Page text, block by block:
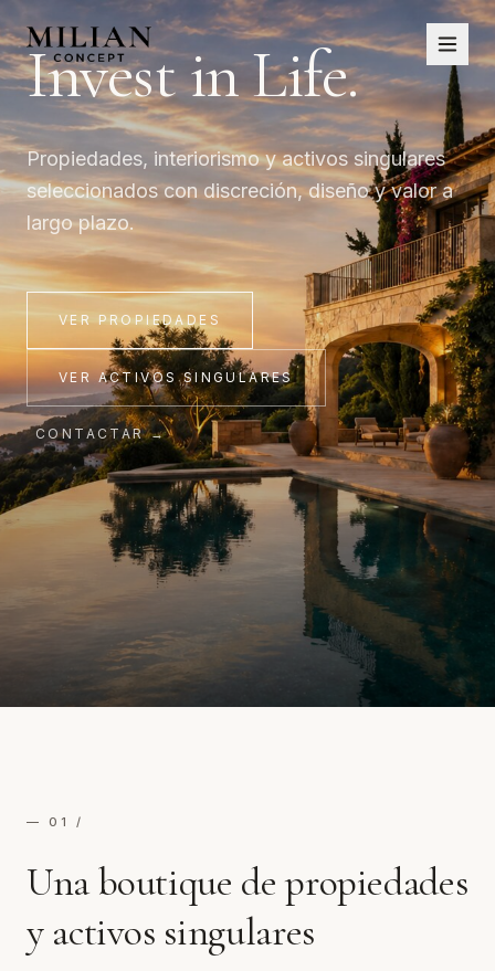
Invest in Life.
Propiedades, interiorismo y activos singulares
seleccionados con discreción, diseño y valor a
largo plazo.
VER PROPIEDADES
VER ACTIVOS SINGULARES
CONTACTAR→
— 01 / ​
Una boutique de propiedades
y activos singulares